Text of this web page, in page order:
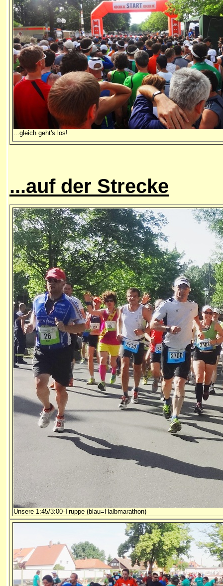
...gleich geht's los!
...auf der Strecke
Unsere 1:45/3:00-Truppe (blau=Halbmarathon)